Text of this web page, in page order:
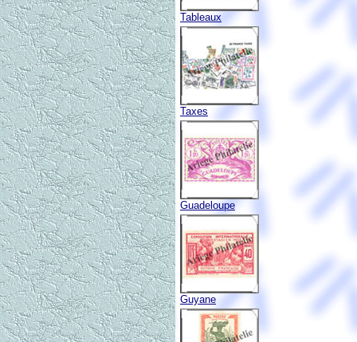
Tableaux
Taxes
Guadeloupe
Guyane